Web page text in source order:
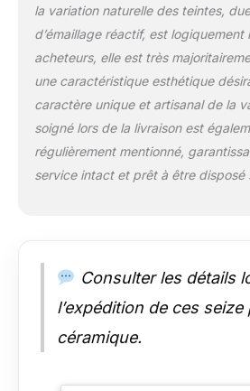
durable.
fait
laquelle
couleurs
les unes
autres
raison
chaque
la variation naturelle des teintes,
d’émaillage réactif, est logiquement
acheteurs, elle est très
une caractéristique esthétique
caractère unique et artisanal de la
soigné lors de la livraison est
régulièrement mentionné,
service intact et prêt à être disposé
Consulter les détails
l’expédition de ces seize
céramique.